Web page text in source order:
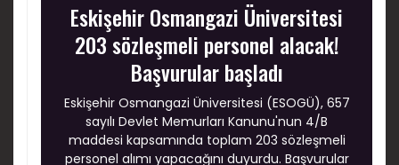
Eskişehir Osmangazi Üniversitesi
203 sözleşmeli personel alacak!
Başvurular başladı
Eskişehir Osmangazi Üniversitesi (ESOGÜ), 657
sayılı Devlet Memurları Kanunu'nun 4/B
maddesi kapsamında toplam 203 sözleşmeli
personel alımı yapacağını duyurdu. Başvurular